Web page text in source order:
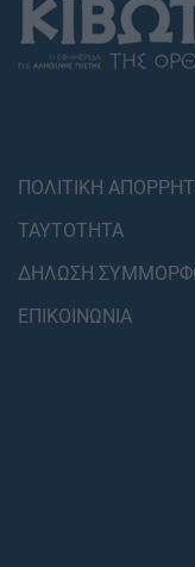
ΠΟΛΙΤΙΚΗ
ΤΑΥΤΟΤΗΤΑ
ΔΗΛΩΣΗ
ΕΠΙΚΟΙΝΩΝΙΑ